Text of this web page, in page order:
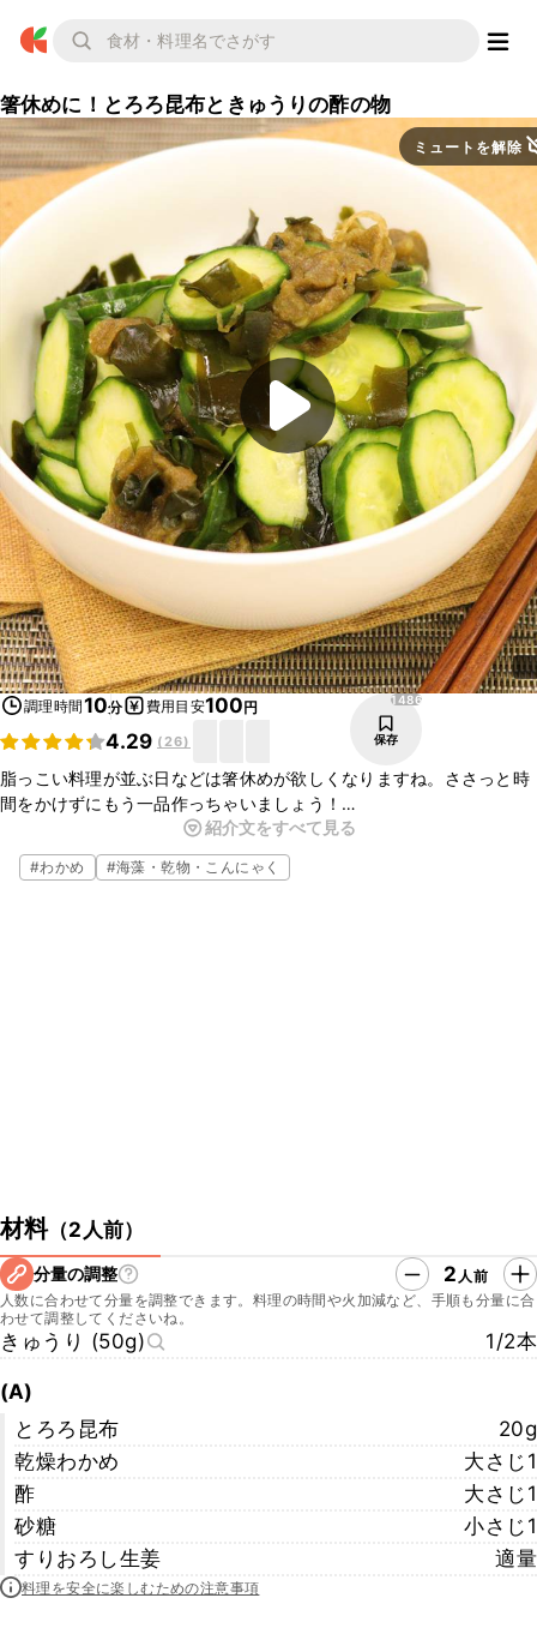
箸休めに！とろろ昆布ときゅうりの酢の物
ミュートを解除
調理時間10分 費用目安100円
4.29 (26)
1486
保存
脂っこい料理が並ぶ日などは箸休めが欲しくなりますね。ささっと時
間をかけずにもう一品作っちゃいましょう！
いつもの酢の物にとろろ昆布を入れるだけでこんなにも旨みがアップ
します！
つるっとした食感で、食欲のない日にもさっぱりと食べられます。
紹介文をすべて見る
#わかめ #海藻・乾物・こんにゃく
材料（2人前）
分量の調整 2 人前
人数に合わせて分量を調整できます。料理の時間や火加減など、手順も分量に合
わせて調整してくださいね。
きゅうり (50g) 1/2本
(A)
とろろ昆布
20g
乾燥わかめ
大さじ1
酢
大さじ1
砂糖
小さじ1
すりおろし生姜
適量
料理を安全に楽しむための注意事項